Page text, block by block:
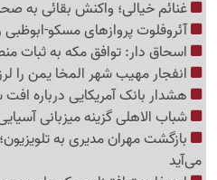
غنائم خیالی؛ واکنش بقائی به
آئروفلوت پروازهای مسکو-ابوظبی
اسحاق دار: توافق مکه به ثبات
انفجار مهیب شهر المخا یمن را
هشدار بانک آمریکایی درباره
شباب الاهلی گزینه میزبانی
بازگشت مهران مدیری به
می‌آید